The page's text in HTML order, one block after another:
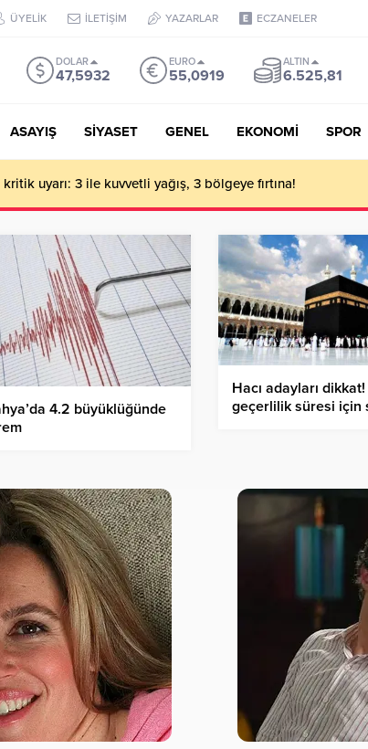
ÜYELİK İLETİŞİM YAZARLAR ECZANELER
DOLAR
47,5932
EURO
55,0919
ALTIN
6.525,81
ASAYIŞ SİYASET GENEL EKONOMİ SPOR
uyarı: 3 ile kuvvetli yağış, 3 bölgeye fırtına!
4.2 büyüklüğünde
Hacı adayları
geçerlilik süresi için